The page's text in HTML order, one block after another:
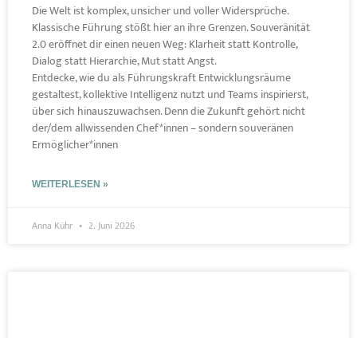
Die Welt ist komplex, unsicher und voller Widersprüche.
Klassische Führung stößt hier an ihre Grenzen. Souveränität
2.0 eröffnet dir einen neuen Weg: Klarheit statt Kontrolle,
Dialog statt Hierarchie, Mut statt Angst.
Entdecke, wie du als Führungskraft Entwicklungsräume
gestaltest, kollektive Intelligenz nutzt und Teams inspirierst,
über sich hinauszuwachsen. Denn die Zukunft gehört nicht
der/dem allwissenden Chef*innen – sondern souveränen
Ermöglicher*innen
WEITERLESEN »
Anna Kühr 2. Juni 2026